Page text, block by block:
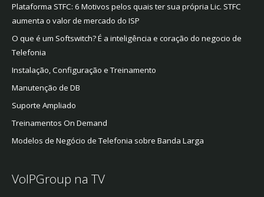
Plataforma STFC: 6 Motivos pelos quais ter sua própria Lic. STFC
aumenta o valor de mercado do ISP
O que é um Softswitch? É a inteligência e coração do negocio de
Telefonia
Instalação, Configuração e Treinamento
Manutenção de DB
Suporte Ampliado
Treinamentos On Demand
Modelos de Negócio de Telefonia sobre Banda Larga
VoIPGroup na TV